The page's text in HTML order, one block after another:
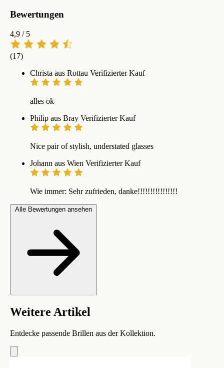
Bewertungen
4,9 / 5
(17)
Christa aus Rottau Verifizierter Kauf
alles ok
Philip aus Bray Verifizierter Kauf
Nice pair of stylish, understated glasses
Johann aus Wien Verifizierter Kauf
Wie immer: Sehr zufrieden, danke!!!!!!!!!!!!!!!!
Alle Bewertungen ansehen
Weitere Artikel
Entdecke passende Brillen aus der Kollektion.